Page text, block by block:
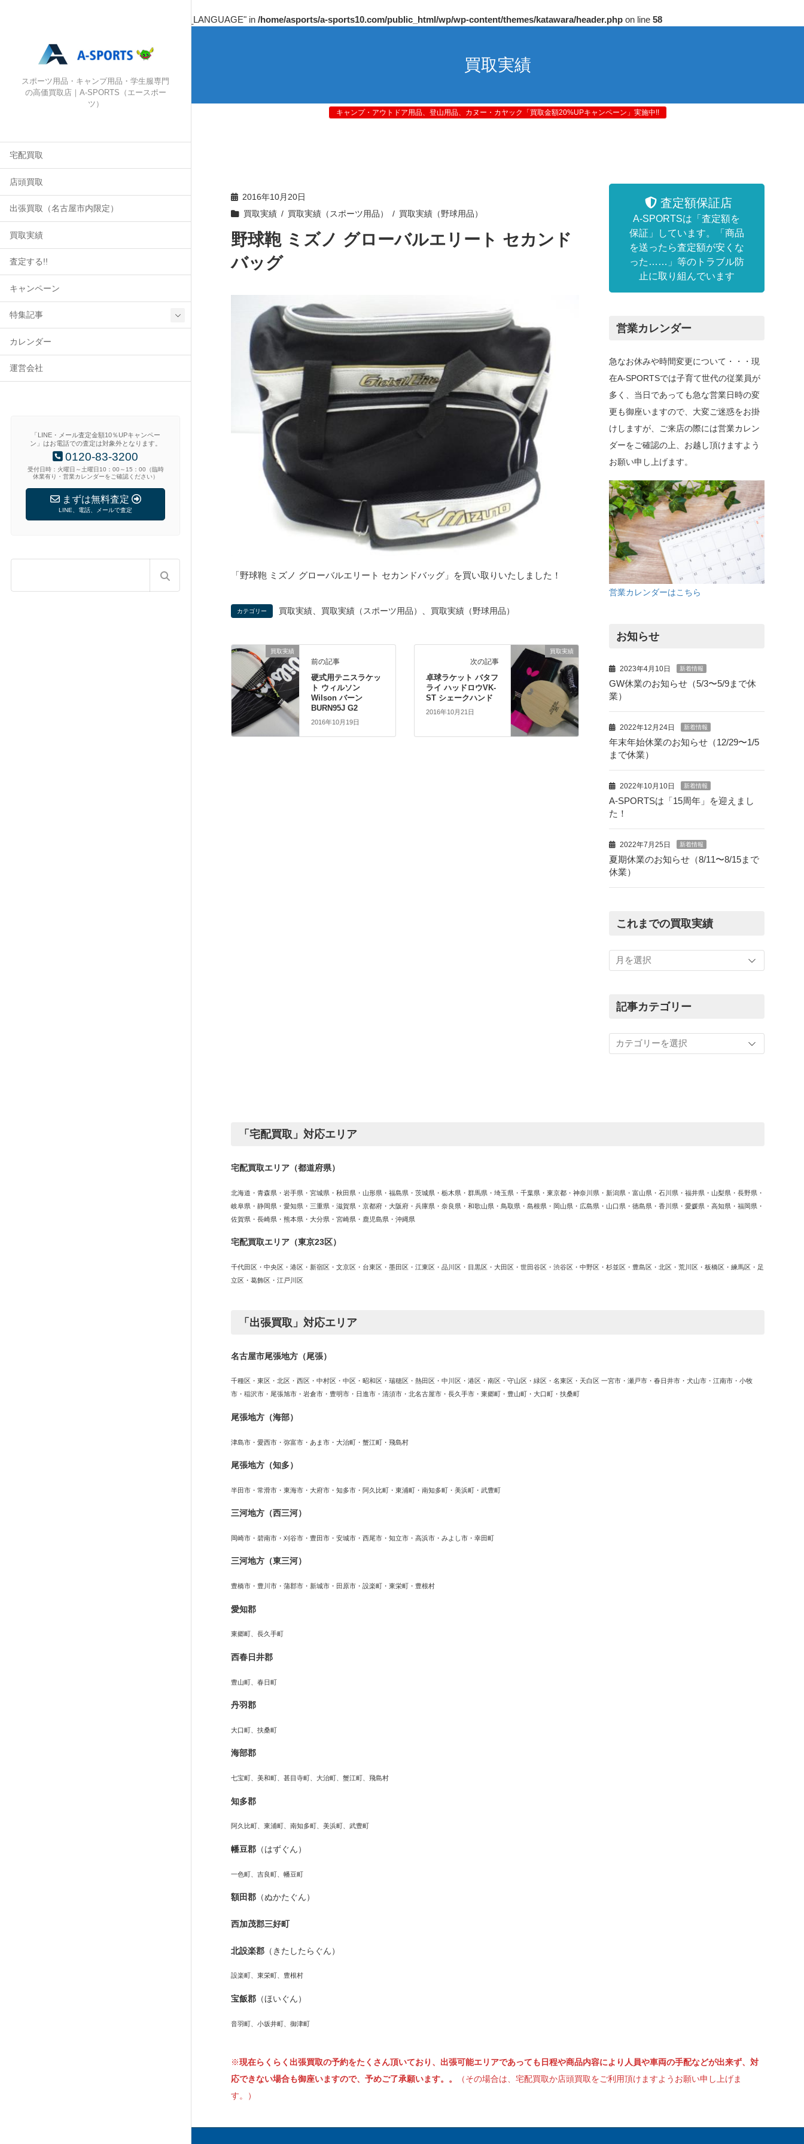
: Undefined array key "HTTP_ACCEPT_LANGUAGE" in /home/asports/a-sports10.com/public_html/wp/wp-content/themes/katawara/header.php on line 58
スポーツ用品・キャンプ用品・学生服専門
の高価買取店｜A-SPORTS（エースポー
ツ）
宅配買取
店頭買取
出張買取（名古屋市内限定）
買取実績
査定する!!
キャンペーン
特集記事
カレンダー
運営会社
「LINE・メール査定金額10％UPキャンペー
ン」はお電話での査定は対象外となります。
0120-83-3200
受付日時：火曜日～土曜日10：00～15：00（臨時
休業有り・営業カレンダーをご確認ください）
まずは無料査定
LINE、電話、メールで査定
買取実績
キャンプ・アウトドア用品、登山用品、カヌー・カヤック「買取金額20%UPキャンペーン」実施中!!
2016年10月20日
買取実績
買取実績（スポーツ用品） 買取実績（野球用品）
野球鞄 ミズノ グローバルエリート セカンド
バッグ
「野球鞄 ミズノ グローバルエリート セカンドバッグ」を買い取りいたしました！
カテゴリー 買取実績 買取実績（スポーツ用品） 買取実績（野球用品）
買取実績
前の記事
硬式用テニスラケッ
ト ウィルソン
Wilson バーン
BURN95J G2
2016年10月19日
買取実績
次の記事
卓球ラケット バタフ
ライ ハッドロウVK-
ST シェークハンド
2016年10月21日
査定額保証店
A-SPORTSは「査定額を
保証」しています。「商品
を送ったら査定額が安くな
った……」等のトラブル防
止に取り組んでいます
営業カレンダー
急なお休みや時間変更について・・・現
在A-SPORTSでは子育て世代の従業員が
多く、当日であっても急な営業日時の変
更も御座いますので、大変ご迷惑をお掛
けしますが、ご来店の際には営業カレン
ダーをご確認の上、お越し頂けますよう
お願い申し上げます。
営業カレンダーはこちら
お知らせ
2023年4月10日 新着情報
GW休業のお知らせ（5/3〜5/9まで休
業）
2022年12月24日 新着情報
年末年始休業のお知らせ（12/29〜1/5
まで休業）
2022年10月10日 新着情報
A-SPORTSは「15周年」を迎えまし
た！
2022年7月25日 新着情報
夏期休業のお知らせ（8/11〜8/15まで
休業）
これまでの買取実績
ま
買
績
記事カテゴリー
事
カ
「宅配買取」対応エリア
宅配買取エリア（都道府県）
北海道・青森県・岩手県・宮城県・秋田県・山形県・福島県・茨城県・栃木県・群馬県・埼玉県・千葉県・東京都・神奈川県・新潟県・富山県・石川県・福井県・山梨県・長野県・
岐阜県・静岡県・愛知県・三重県・滋賀県・京都府・大阪府・兵庫県・奈良県・和歌山県・鳥取県・島根県・岡山県・広島県・山口県・徳島県・香川県・愛媛県・高知県・福岡県・
佐賀県・長崎県・熊本県・大分県・宮崎県・鹿児島県・沖縄県
宅配買取エリア（東京23区）
千代田区・中央区・港区・新宿区・文京区・台東区・墨田区・江東区・品川区・目黒区・大田区・世田谷区・渋谷区・中野区・杉並区・豊島区・北区・荒川区・板橋区・練馬区・足
立区・葛飾区・江戸川区
「出張買取」対応エリア
名古屋市尾張地方（尾張）
千種区・東区・北区・西区・中村区・中区・昭和区・瑞穂区・熱田区・中川区・港区・南区・守山区・緑区・名東区・天白区 一宮市・瀬戸市・春日井市・犬山市・江南市・小牧
市・稲沢市・尾張旭市・岩倉市・豊明市・日進市・清須市・北名古屋市・長久手市・東郷町・豊山町・大口町・扶桑町
尾張地方（海部）
津島市・愛西市・弥富市・あま市・大治町・蟹江町・飛島村
尾張地方（知多）
半田市・常滑市・東海市・大府市・知多市・阿久比町・東浦町・南知多町・美浜町・武豊町
三河地方（西三河）
岡崎市・碧南市・刈谷市・豊田市・安城市・西尾市・知立市・高浜市・みよし市・幸田町
三河地方（東三河）
豊橋市・豊川市・蒲郡市・新城市・田原市・設楽町・東栄町・豊根村
愛知郡
東郷町、長久手町
西春日井郡
豊山町、春日町
丹羽郡
大口町、扶桑町
海部郡
七宝町、美和町、甚目寺町、大治町、蟹江町、飛島村
知多郡
阿久比町、東浦町、南知多町、美浜町、武豊町
幡豆郡 （はずぐん）
一色町、吉良町、幡豆町
額田郡 （ぬかたぐん）
西加茂郡三好町
北設楽郡 （きたしたらぐん）
設楽町、東栄町、豊根村
宝飯郡 （ほいぐん）
音羽町、小坂井町、御津町
※現在らくらく出張買取の予約をたくさん頂いており、出張可能エリアであっても日程や商品内容により人員や車両の手配などが出来ず、対
応できない場合も御座いますので、予めご了承願います。。
（その場合は、宅配買取か店頭買取をご利用頂けますようお願い申し上げま
す。）